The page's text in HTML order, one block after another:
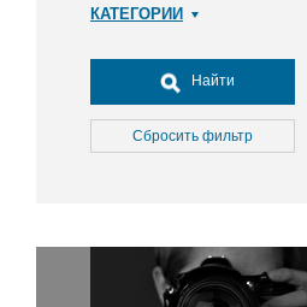
КАТЕГОРИИ
Досуг, туризм и отдых
Культура
Медицина
Окружающая среда
Политика
Найти
Сбросить фильтр